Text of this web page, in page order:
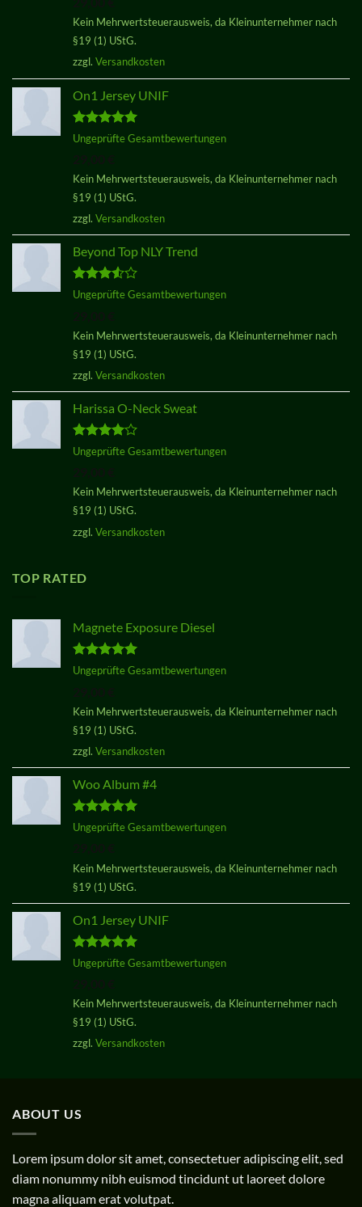
Kein Mehrwertsteuerausweis, da Kleinunternehmer nach
§19 (1) UStG.
zzgl. Versandkosten
On1 Jersey UNIF
Bewertet
mit 5.00
Ungeprüfte Gesamtbewertungen
Kein Mehrwertsteuerausweis, da Kleinunternehmer nach
§19 (1) UStG.
zzgl. Versandkosten
Beyond Top NLY Trend
Bewertet
Ungeprüfte Gesamtbewertungen
Kein Mehrwertsteuerausweis, da Kleinunternehmer nach
§19 (1) UStG.
zzgl. Versandkosten
Harissa O-Neck Sweat
Bewertet
Ungeprüfte Gesamtbewertungen
Kein Mehrwertsteuerausweis, da Kleinunternehmer nach
§19 (1) UStG.
zzgl. Versandkosten
TOP RATED
Magnete Exposure Diesel
Bewertet
Ungeprüfte Gesamtbewertungen
Kein Mehrwertsteuerausweis, da Kleinunternehmer nach
§19 (1) UStG.
zzgl. Versandkosten
Woo Album #4
Bewertet
Ungeprüfte Gesamtbewertungen
Kein Mehrwertsteuerausweis, da Kleinunternehmer nach
§19 (1) UStG.
On1 Jersey UNIF
Bewertet
Ungeprüfte Gesamtbewertungen
Kein Mehrwertsteuerausweis, da Kleinunternehmer nach
§19 (1) UStG.
zzgl. Versandkosten
ABOUT US
Lorem ipsum dolor sit amet, consectetuer adipiscing elit, sed
diam nonummy nibh euismod tincidunt ut laoreet dolore
magna aliquam erat volutpat.